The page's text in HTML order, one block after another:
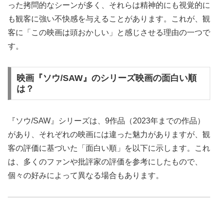
った拷問的なシーンが多く、それらは精神的にも視覚的に
も観客に強い不快感を与えることがあります。これが、観
客に「この映画は頭おかしい」と感じさせる理由の一つで
す。
映画『ソウ/SAW』のシリーズ映画の面白い順
は？
『ソウ/SAW』シリーズは、9作品（2023年までの作品）
があり、それぞれの映画には違った魅力がありますが、観
客の評価に基づいた「面白い順」を以下に示します。これ
は、多くのファンや批評家の評価を参考にしたもので、
個々の好みによって異なる場合もあります。